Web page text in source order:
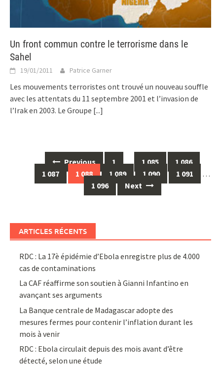
Un front commun contre le terrorisme dans le
Sahel
19/01/2011 Patrice Garner
Les mouvements terroristes ont trouvé un nouveau souffle
avec les attentats du 11 septembre 2001 et l’invasion de
l’Irak en 2003. Le Groupe [...]
navigation
Previous 1 … 1 085
1 086
1 087
1 088 1 089 1 090 1 091
…
1 096
Next
ARTICLES RÉCENTS
RDC : La 17è épidémie d’Ebola enregistre plus de 4.000
cas de contaminations
La CAF réaffirme son soutien à Gianni Infantino en
avançant ses arguments
La Banque centrale de Madagascar adopte des
mesures fermes pour contenir l’inflation durant les
mois à venir
RDC : Ebola circulait depuis des mois avant d’être
détecté, selon une étude